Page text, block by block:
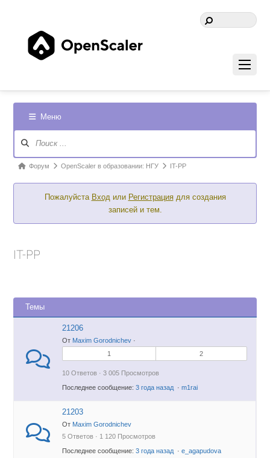
Меню
Форума
ФорумФорум OpenScaler в образовании: НГУ IT-PP
Пожалуйста Входили Регистрациядля создания
записей и тем.
IT-PP
Темы
21206
От Maxim Gorodnichev ·
1
2
10 Ответов · 3 005 Просмотров
Последнее сообщение:3 года назад ·m1rai
21203
От Maxim Gorodnichev
5 Ответов · 1 120 Просмотров
Последнее сообщение:3 года назад ·e_agapudova